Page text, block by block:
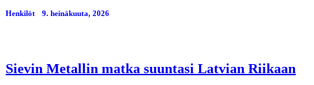
Henkilöt 9. heinäkuuta, 2026
Sievin Metallin matka suuntasi Latvian Riikaan